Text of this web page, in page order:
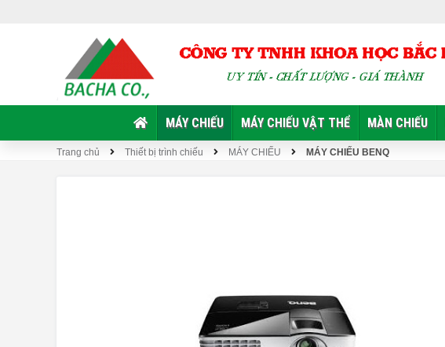
MÁY CHIẾU MÁY CHIẾU VẬT THỂ MÀN CHIẾU
Trang chủ Thiết bị trình chiếu MÁY CHIẾU MÁY CHIẾU BENQ